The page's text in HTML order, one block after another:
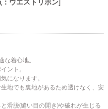
ウエストリボン]
な着心地。
ント。
になります。
地でも裏地があるため透けなく、安
滑脱(縫い目の開き)や破れが生じる